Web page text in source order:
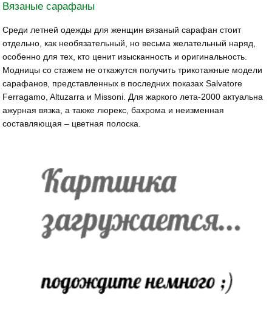
Вязаные сарафаны
Среди летней одежды для женщин вязаный сарафан стоит
отдельно, как необязательный, но весьма желательный наряд,
особенно для тех, кто ценит изысканность и оригинальность.
Модницы со стажем не откажутся получить трикотажные модели
сарафанов, представленных в последних показах Salvatore
Ferragamo, Altuzarra и Missoni. Для жаркого лета-2000 актуальна
ажурная вязка, а также люрекс, бахрома и неизменная
составляющая – цветная полоска.